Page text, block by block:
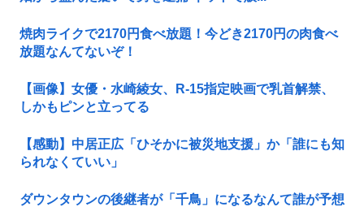
焼肉ライクで2170円食べ放題！今どき2170円の肉食べ
放題なんてないぞ！
【画像】女優・水崎綾女、R-15指定映画で乳首解禁、
しかもピンと立ってる
【感動】中居正広「ひそかに被災地支援」か「誰にも知
られなくていい」
ダウンタウンの後継者が「千鳥」になるなんて誰が予想